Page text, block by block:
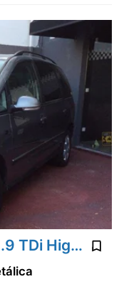
2005' Volkswagen Sharan 1.9 TDi Highline Tip